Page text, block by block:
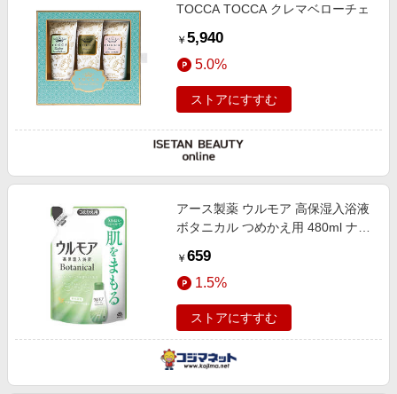
TOCCA TOCCA クレマベローチェ
￥ 5,940
5.0%
ストアにすすむ
アース製薬 ウルモア 高保湿入浴液
ボタニカル つめかえ用 480ml ナチ
￥ 659
1.5%
ストアにすすむ